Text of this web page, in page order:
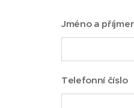
Jméno a
Telefonní číslo